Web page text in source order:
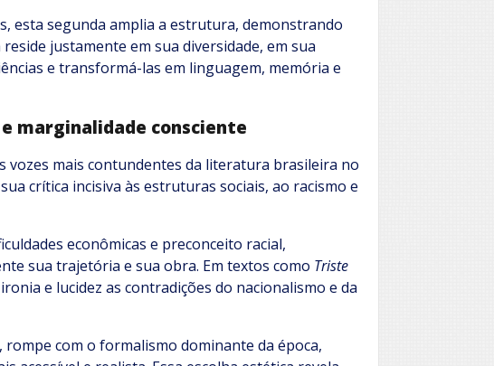
esta segunda amplia a estrutura, demonstrando
justamente em sua diversidade, em sua
e transformá-las em linguagem, memória e
marginalidade consciente
vozes mais contundentes da literatura brasileira no
crítica incisiva às estruturas sociais, ao racismo e
econômicas e preconceito racial,
sua trajetória e sua obra. Em textos como Triste
e lucidez as contradições do nacionalismo e da
com o formalismo dominante da época,